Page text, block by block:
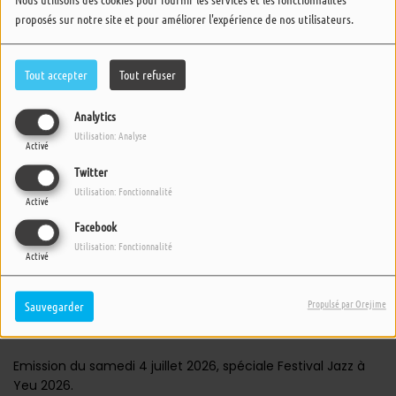
proposés sur notre site et pour améliorer l'expérience de nos utilisateurs.
Tout accepter Tout refuser
Analytics
Activé
Utilisation: Analyse
Twitter
Activé
Utilisation: Fonctionnalité
Facebook
Activé
Utilisation: Fonctionnalité
Sauvegarder Propulsé par Orejime
04 JUILLET 2026 -
ÉCOUTER LE PODCAST
Emission du samedi 4 juillet 2026, spéciale Festival Jazz à
Yeu 2026.